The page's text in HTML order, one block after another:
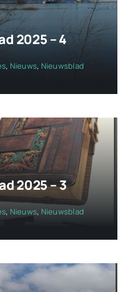
2025 – 4
, Nieuws, Nieuwsblad
2025 – 3
, Nieuws, Nieuwsblad